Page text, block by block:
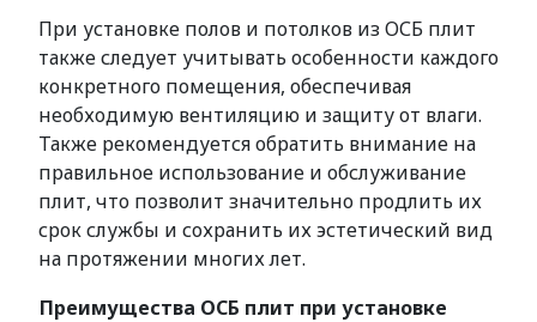
При установке полов и потолков из ОСБ плит
также следует учитывать особенности каждого
конкретного помещения, обеспечивая
необходимую вентиляцию и защиту от влаги.
Также рекомендуется обратить внимание на
правильное использование и обслуживание
плит, что позволит значительно продлить их
срок службы и сохранить их эстетический вид
на протяжении многих лет.
Преимущества ОСБ плит при установке